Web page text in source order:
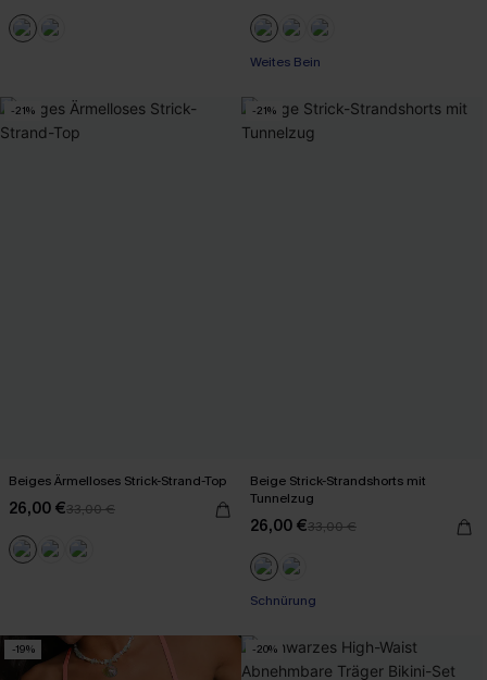
Weites Bein
-21%
Beiges Ärmelloses Strick-Strand-Top
26,00 €33,00 €
-21%
Beige Strick-Strandshorts mit
Tunnelzug
26,00 €33,00 €
Schnürung
-19% -20%